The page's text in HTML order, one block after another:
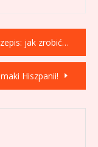
zrobić idealną?
Hiszpanii!